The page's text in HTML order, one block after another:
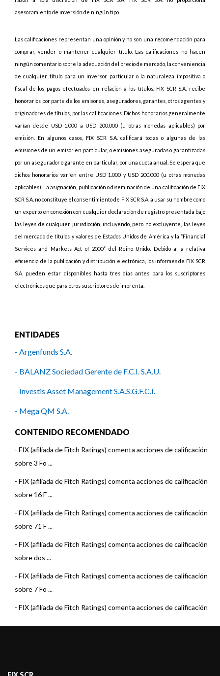
asesoramiento de inversión de ningún tipo.
Las calificaciones representan una opinión y no son una recomendación para
comprar, vender o mantener cualquier título. Las calificaciones no hacen
ningún comentario sobre la adecuación del precio de mercado, la conveniencia
de cualquier título para un inversor particular o la naturaleza impositiva o
fiscal de los pagos efectuados en relación a los títulos. FIX SCR S.A. recibe
honorarios por parte de los emisores, aseguradores, garantes, otros agentes y
originadores de títulos, por las calificaciones. Dichos honorarios generalmente
varían desde USD 1.000 a USD 200.000 (u otras monedas aplicables) por
emisión. En algunos casos, FIX SCR S.A. calificará todas o algunas de las
emisiones de un emisor en particular, o emisiones aseguradas o garantizadas
por un asegurador o garante en particular, por una cuota anual. Se espera que
dichos honorarios varíen entre USD 1.000 y USD 200.000 (u otras monedas
aplicables). La asignación, publicación o diseminación de una calificación de FIX
SCR S.A. no constituye el consentimiento de FIX SCR S.A. a usar su nombre como
un experto en conexión con cualquier declaración de registro presentada bajo
las leyes de cualquier jurisdicción, incluyendo, pero no excluyente, las leyes
del mercado de títulos y valores de Estados Unidos de América y la “Financial
Services and Markets Act of 2000” del Reino Unido. Debido a la relativa
eficiencia de la publicación y distribución electrónica, los informes de FIX SCR
S.A. pueden estar disponibles hasta tres días antes para los suscriptores
electrónicos que para otros suscriptores de imprenta.
ENTIDADES
- Argenfunds S.A.
- BALANZ Sociedad Gerente de F.C.I. S.A.U.
- Investis Asset Management S.A.S.G.F.C.I.
- Mega QM S.A.
- MegaQM S.A.
- QM Asset Management S.G.F.C.I. S.A.
CONTENIDO RECOMENDADO
- FIX (afiliada de Fitch Ratings) comenta acciones de calificación
sobre 3 Fo ...
- FIX (afiliada de Fitch Ratings) comenta acciones de calificación
sobre 16 F ...
- FIX (afiliada de Fitch Ratings) comenta acciones de calificación
sobre 71 F ...
- FIX (afiliada de Fitch Ratings) comenta acciones de calificación
sobre dos ...
- FIX (afiliada de Fitch Ratings) comenta acciones de calificación
sobre 7 Fo ...
- FIX (afiliada de Fitch Ratings) comenta acciones de calificación
- FIX (afiliada de Fitch Ratings) comenta acciones de calificación